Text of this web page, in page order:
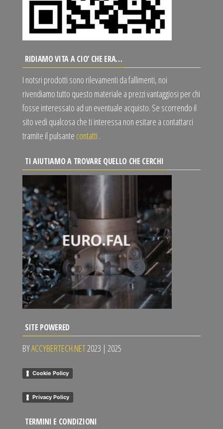
RIDIAMO VITA A CIO’ CHE ERA…
I notsri prodotti sono rilevamenti da fallimenti, noi
rivendiamo tutto questo materiale a prezzi vantaggiosi per chi
fosse interessato ad un eventuale acquisto. Se scorrendo il
sito vedi qualcosa che ti interessa non esitare a contattarci
tramite il pulsante contatti .
TI AIUTIAMO A TROVARE QUELLO CHE CERCHI
SITE POWERED
BYACCYBERTECH.NET2023 | 2025
Cookie Policy
Privacy Policy
TERMINI E CONDIZIONI